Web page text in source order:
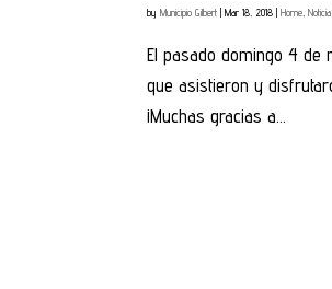
byMunicipio Gilbert |Mar 18, 2018 |Home ,
El pasado domingo 4 de
que asistieron y
¡Muchas gracias a...